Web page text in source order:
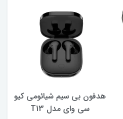
هدفون بی سیم شیائومی کیو
سی وای مدل T13